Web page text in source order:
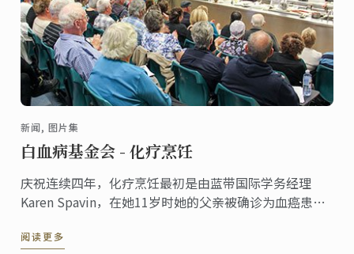
新闻, 图片集
白血病基金会 - 化疗烹饪
庆祝连续四年，化疗烹饪最初是由蓝带国际学务经理
Karen Spavin，在她11岁时她的父亲被确诊为血癌患者
阅读更多